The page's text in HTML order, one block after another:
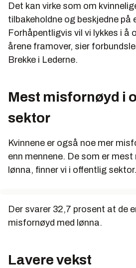
Det kan virke som om
tilbakeholdne og beskjedne på
Forhåpentligvis vil vi lykkes i å
årene framover, sier
Brekke i Lederne.
Mest misfornøyd i
sektor
Kvinnene er også noe mer
enn mennene. De som er
lønna, finner vi i offentlig sektor.
Der svarer 32,7 prosent at de
misfornøyd med lønna.
Lavere vekst